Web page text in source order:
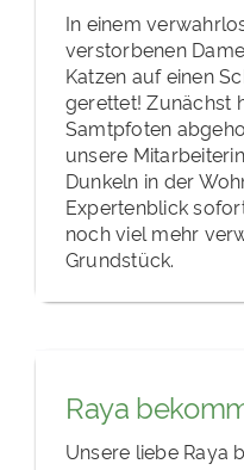
In einem
verstorbenen
Katzen auf einen
gerettet! Zunächst
Samtpfoten
unsere
Dunkeln in der
Expertenblick
noch viel mehr
Grundstück.
Raya
Unsere liebe Raya